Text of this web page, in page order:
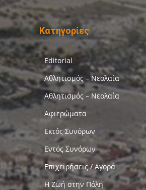
Κατηγορίες
Editorial
Αθλητισμός – Νεολαία
Αθλητισμός – Νεολαία
Αφιερώματα
Εκτός Συνόρων
Εντός Συνόρων
Επιχειρήσεις / Αγορά
Η Ζωή στην Πόλη